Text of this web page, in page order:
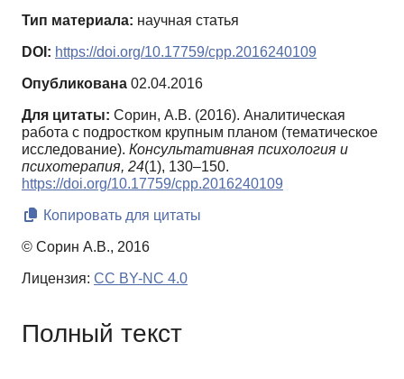
Тип материала: научная статья
DOI: https://doi.org/10.17759/cpp.2016240109
Опубликована 02.04.2016
Для цитаты: Сорин, А.В. (2016). Аналитическая
работа с подростком крупным планом (тематическое
исследование). Консультативная психология и
психотерапия, 24(1), 130–150.
https://doi.org/10.17759/cpp.2016240109
Копировать для цитаты
© Сорин А.В., 2016
Лицензия: CC BY-NC 4.0
Полный текст